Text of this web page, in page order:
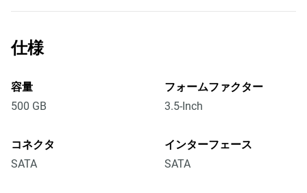
仕様
容量
500 GB
フォームファクター
3.5-Inch
コネクタ
SATA
インターフェース
SATA